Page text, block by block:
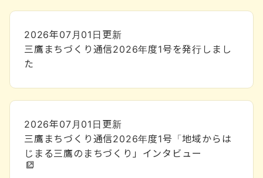
2026年07月01日 更新
三鷹まちづくり通信2026年度1号を発行しまし
た
2026年07月01日 更新
三鷹まちづくり通信2026年度1号「地域からは
じまる三鷹のまちづくり」インタビュー